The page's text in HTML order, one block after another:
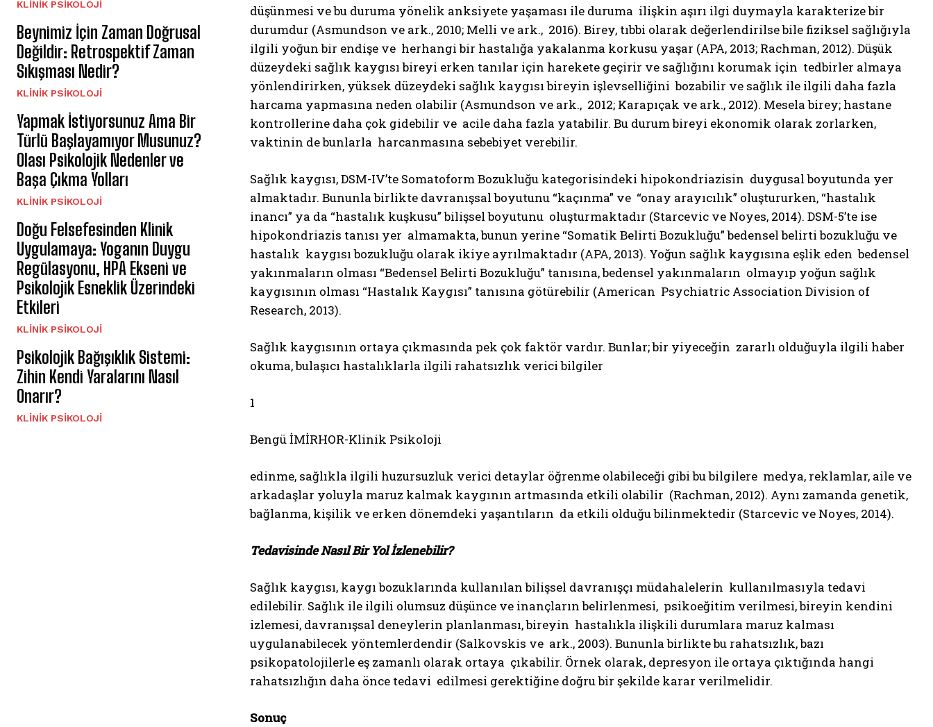
ABONE OL
KLINIK PSIKOLOJI
Beynimiz İçin Zaman Doğrusal
Değildir: Retrospektif Zaman
Sıkışması Nedir?
KLINIK PSIKOLOJI
Yapmak İstiyorsunuz Ama Bir
Türlü Başlayamıyor Musunuz?
Olası Psikolojik Nedenler ve
Başa Çıkma Yolları
KLINIK PSIKOLOJI
Doğu Felsefesinden Klinik
Uygulamaya: Yoganın Duygu
Regülasyonu, HPA Ekseni ve
Psikolojik Esneklik Üzerindeki
Etkileri
KLINIK PSIKOLOJI
Psikolojik Bağışıklık Sistemi:
Zihin Kendi Yaralarını Nasıl
Onarır?
KLINIK PSIKOLOJI
düşünmesi ve bu duruma yönelik anksiyete yaşaması ile duruma ilişkin aşırı ilgi duymayla karakterize bir
durumdur (Asmundson ve ark., 2010; Melli ve ark., 2016). Birey, tıbbi olarak değerlendirilse bile fiziksel sağlığıyla
ilgili yoğun bir endişe ve herhangi bir hastalığa yakalanma korkusu yaşar (APA, 2013; Rachman, 2012). Düşük
düzeydeki sağlık kaygısı bireyi erken tanılar için harekete geçirir ve sağlığını korumak için tedbirler almaya
yönlendirirken, yüksek düzeydeki sağlık kaygısı bireyin işlevselliğini bozabilir ve sağlık ile ilgili daha fazla
harcama yapmasına neden olabilir (Asmundson ve ark., 2012; Karapıçak ve ark., 2012). Mesela birey; hastane
kontrollerine daha çok gidebilir ve acile daha fazla yatabilir. Bu durum bireyi ekonomik olarak zorlarken,
vaktinin de bunlarla harcanmasına sebebiyet verebilir.
Sağlık kaygısı, DSM-IV’te Somatoform Bozukluğu kategorisindeki hipokondriazisin duygusal boyutunda yer
almaktadır. Bununla birlikte davranışsal boyutunu “kaçınma” ve “onay arayıcılık” oluştururken, “hastalık
inancı” ya da “hastalık kuşkusu” bilişsel boyutunu oluşturmaktadır (Starcevic ve Noyes, 2014). DSM-5’te ise
hipokondriazis tanısı yer almamakta, bunun yerine “Somatik Belirti Bozukluğu” bedensel belirti bozukluğu ve
hastalık kaygısı bozukluğu olarak ikiye ayrılmaktadır (APA, 2013). Yoğun sağlık kaygısına eşlik eden bedensel
yakınmaların olması “Bedensel Belirti Bozukluğu” tanısına, bedensel yakınmaların olmayıp yoğun sağlık
kaygısının olması “Hastalık Kaygısı” tanısına götürebilir (American Psychiatric Association Division of
Research, 2013).
Sağlık kaygısının ortaya çıkmasında pek çok faktör vardır. Bunlar; bir yiyeceğin zararlı olduğuyla ilgili haber
okuma, bulaşıcı hastalıklarla ilgili rahatsızlık verici bilgiler
1
Bengü İMİRHOR-Klinik Psikoloji
edinme, sağlıkla ilgili huzursuzluk verici detaylar öğrenme olabileceği gibi bu bilgilere medya, reklamlar, aile ve
arkadaşlar yoluyla maruz kalmak kaygının artmasında etkili olabilir (Rachman, 2012). Aynı zamanda genetik,
bağlanma, kişilik ve erken dönemdeki yaşantıların da etkili olduğu bilinmektedir (Starcevic ve Noyes, 2014).
Tedavisinde Nasıl Bir Yol İzlenebilir?
Sağlık kaygısı, kaygı bozuklarında kullanılan bilişsel davranışçı müdahalelerin kullanılmasıyla tedavi
edilebilir. Sağlık ile ilgili olumsuz düşünce ve inançların belirlenmesi, psikoeğitim verilmesi, bireyin kendini
izlemesi, davranışsal deneylerin planlanması, bireyin hastalıkla ilişkili durumlara maruz kalması
uygulanabilecek yöntemlerdendir (Salkovskis ve ark., 2003). Bununla birlikte bu rahatsızlık, bazı
psikopatolojilerle eş zamanlı olarak ortaya çıkabilir. Örnek olarak, depresyon ile ortaya çıktığında hangi
rahatsızlığın daha önce tedavi edilmesi gerektiğine doğru bir şekilde karar verilmelidir.
Sonuç